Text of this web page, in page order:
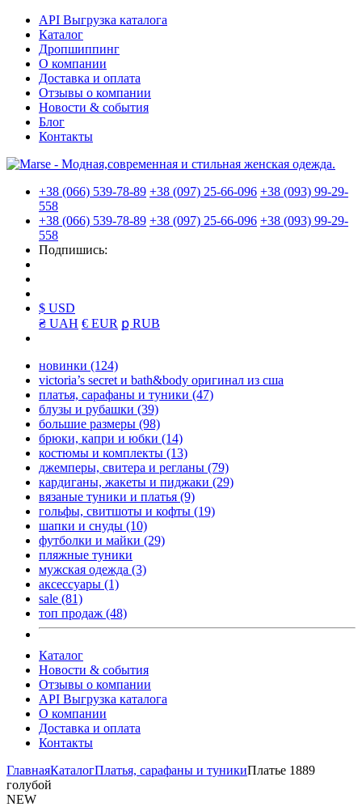
API Выгрузка каталога
Каталог
Дропшиппинг
О компании
Доставка и оплата
Отзывы о компании
Новости & события
Блог
Контакты
+38 (066) 539-78-89 +38 (097) 25-66-096 +38 (093) 99-29-
558
+38 (066) 539-78-89 +38 (097) 25-66-096 +38 (093) 99-29-
558
Подпишись:
$ USD
₴ UAH € EUR ք RUB
новинки (124)
victoria’s secret и bath&body оригинал из сша
платья, сарафаны и туники (47)
блузы и рубашки (39)
большие размеры (98)
брюки, капри и юбки (14)
костюмы и комплекты (13)
джемперы, свитера и регланы (79)
кардиганы, жакеты и пиджаки (29)
вязаные туники и платья (9)
гольфы, свитшоты и кофты (19)
шапки и снуды (10)
футболки и майки (29)
пляжные туники
мужская одежда (3)
аксессуары (1)
sale (81)
топ продаж (48)
Каталог
Новости & события
Отзывы о компании
API Выгрузка каталога
О компании
Доставка и оплата
Контакты
ГлавнаяКаталогПлатья, сарафаны и туникиПлатье 1889
голубой
NEW